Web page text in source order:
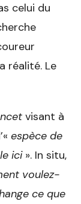
celui du
réalité. Le
visant à
espèce de
ici ». In situ,
voulez-
ce que